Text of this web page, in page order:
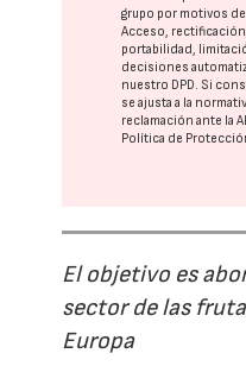
grupo por motivos
Acceso,
portabilidad,
decisiones
nuestro DPD. Si
se ajusta a la
reclamación ante la
Política de
El objetivo es
sector de las
Europa